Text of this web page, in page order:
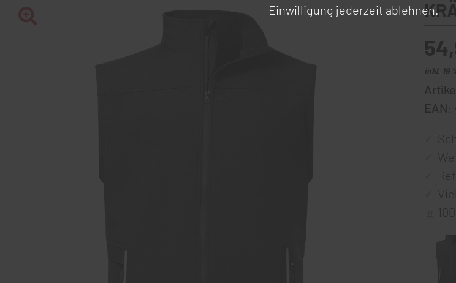
inkl. 19
EAN:
Einwilligung jederzeit ablehnen.